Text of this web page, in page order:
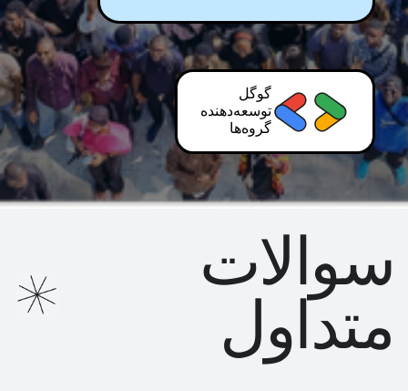
گوگل
توسعه‌دهنده
گروه‌ها
سوالات
متداول